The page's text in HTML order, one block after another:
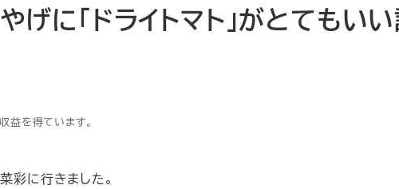
に「ドライトマト」がとてもい
益を得ています。
彩に行きました。